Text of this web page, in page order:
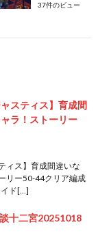
37件のビュー
スティス】育成間
ラ！ストーリー
ィス】育成間違いな
リー50-44クリア編成
イド[…]
十二宮20251018